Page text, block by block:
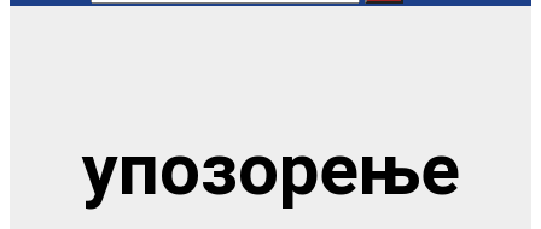
упозорење